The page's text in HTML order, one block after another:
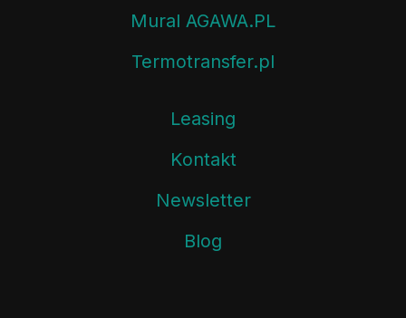
Mural AGAWA.PL
Termotransfer.pl
Leasing
Kontakt
Newsletter
Blog